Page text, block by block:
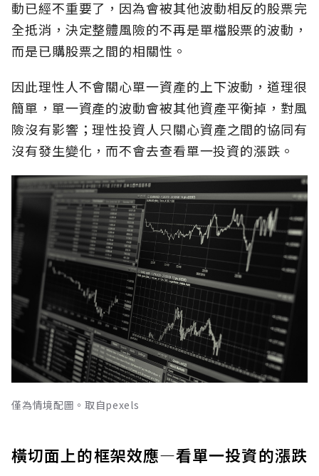
動已經不重要了，因為會被其他波動相反的股票完
全抵消，決定整體風險的不再是單檔股票的波動，
而是已購股票之間的相關性。
因此理性人不會關心單一資產的上下波動，道理很
簡單，單一資產的波動會被其他資產平衡掉，對風
險沒有影響；理性投資人只關心資產之間的協同有
沒有發生變化，而不會去查看單一投資的漲跌。
僅為情境配圖。取自pexels
橫切面上的框架效應—看單一投資的漲跌